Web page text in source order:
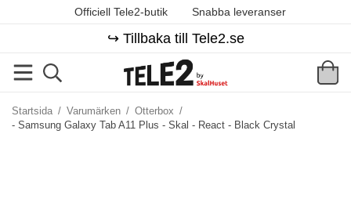
Officiell Tele2-butik Snabba leveranser
↪️ Tillbaka till Tele2.se
Startsida / Varumärken / Otterbox /
- Samsung Galaxy Tab A11 Plus - Skal - React - Black Crystal